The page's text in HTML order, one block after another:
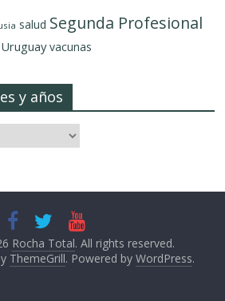
salud Segunda Profesional
Uruguay vacunas
y años
Rocha Total. All rights reserved.
ThemeGrill. Powered by WordPress.